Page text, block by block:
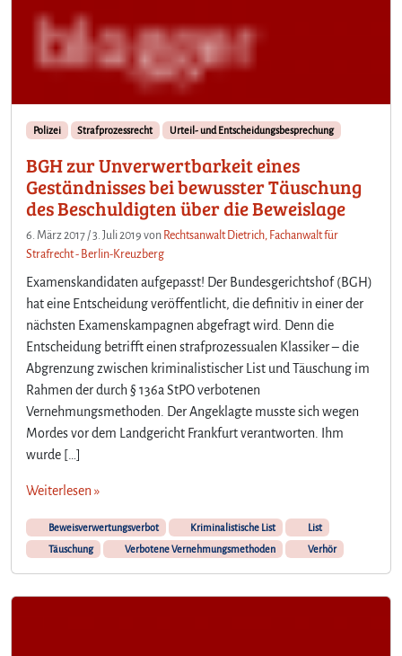
Polizei Strafprozessrecht Urteil- und Entscheidungsbesprechung
BGH zur Unverwertbarkeit eines
Geständnisses bei bewusster Täuschung
des Beschuldigten über die Beweislage
6. März 2017 /3. Juli 2019 von Rechtsanwalt Dietrich, Fachanwalt für
Strafrecht - Berlin-Kreuzberg
Examenskandidaten aufgepasst! Der Bundesgerichtshof (BGH)
hat eine Entscheidung veröffentlicht, die definitiv in einer der
nächsten Examenskampagnen abgefragt wird. Denn die
Entscheidung betrifft einen strafprozessualen Klassiker – die
Abgrenzung zwischen kriminalistischer List und Täuschung im
Rahmen der durch § 136a StPO verbotenen
Vernehmungsmethoden. Der Angeklagte musste sich wegen
Mordes vor dem Landgericht Frankfurt verantworten. Ihm
wurde […]
Weiterlesen »
Beweisverwertungsverbot Kriminalistische List
List
Täuschung
Verbotene Vernehmungsmethoden Verhör